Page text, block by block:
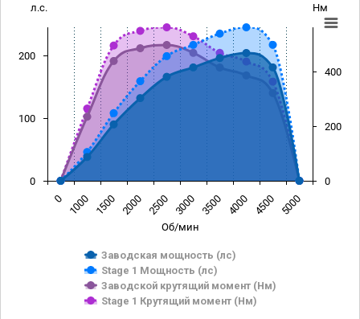
Об/мин
л.с. Нм
Заводская мощность (лс)
Stage 1 Мощность (лс)
Заводской крутящий момент (Нм)
Stage 1 Крутящий момент (Нм)
0 1000 1500 2000 2500 3000 3500 4000 4500 5000
0
100
200
0
200
400